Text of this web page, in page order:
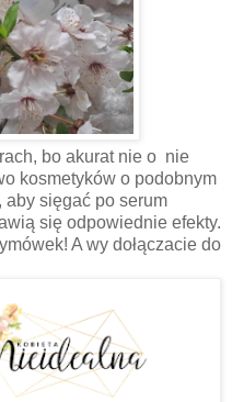
bo akurat nie o nie
kosmetyków o podobnym
aby sięgać po serum
się odpowiednie efekty.
A wy dołączacie do